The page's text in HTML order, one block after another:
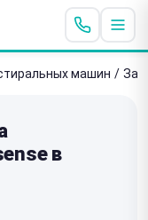
машин /
в